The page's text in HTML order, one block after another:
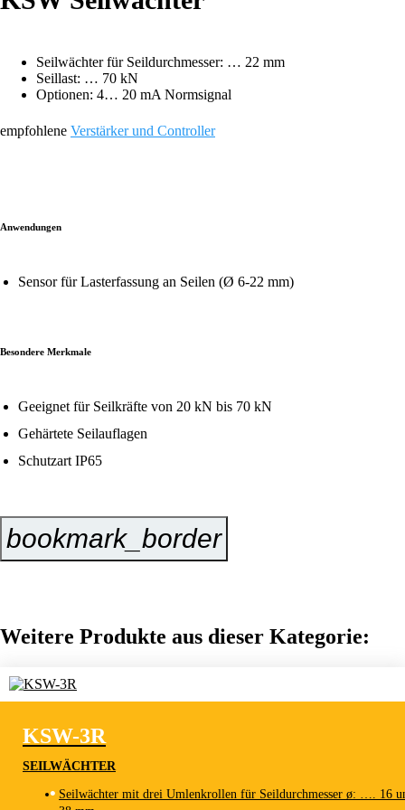
Seilwächter für Seildurchmesser: … 22 mm
Seillast: … 70 kN
Optionen: 4… 20 mA Normsignal
empfohlene Verstärker und Controller
Anwendungen
Sensor für Lasterfassung an Seilen (Ø 6-22 mm)
Besondere Merkmale
Geeignet für Seilkräfte von 20 kN bis 70 kN
Gehärtete Seilauflagen
Schutzart IP65
bookmark_border
Weitere Produkte aus dieser Kategorie:
KSW-3R
SEILWÄCHTER
Seilwächter mit drei Umlenkrollen für Seildurchmesser ø: …. 16